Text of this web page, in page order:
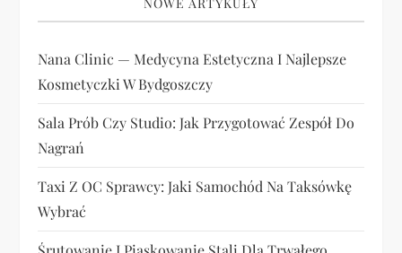
Nana Clinic — Medycyna Estetyczna I Najlepsze
Kosmetyczki W Bydgoszczy
Sala Prób Czy Studio: Jak Przygotować Zespół Do
Nagrań
Taxi Z OC Sprawcy: Jaki Samochód Na Taksówkę
Wybrać